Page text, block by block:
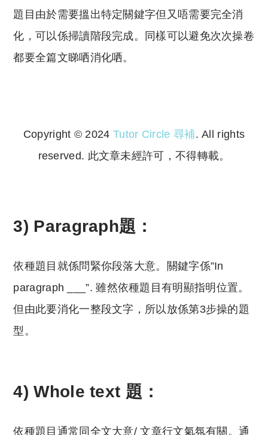
題目由於需要搵出特定關鍵字但又唔需要完全消
化，可以係掃讀階段完成。同樣可以避免次次操卷
都要全篇文睇哂消化哂。
Copyright © 2024 Tutor Circle 尋補. All rights
reserved. 此文章未經許可，不得轉載。
3) Paragraph題：
依種題目就係問緊你段落大意。關鍵字係”In
paragraph ___”. 雖然依種題目有明顯指明位置。
但由此要消化一整段文字，所以放係第3步操的題
型。
4) Whole text 題：
依種題目通常同全文大意/ 文章行文氣氛有關。通